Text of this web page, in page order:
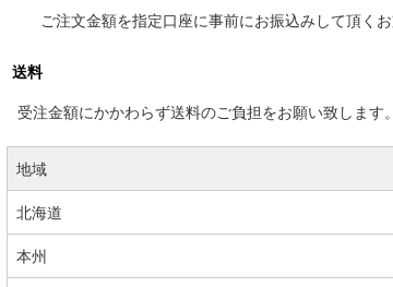
ご注文金額を指定口座に事前にお振込みして頂くお
送料
受注金額にかかわらず送料のご負担をお願い致します
地域
北海道
本州